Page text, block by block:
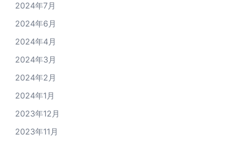
2024年7月
2024年6月
2024年4月
2024年3月
2024年2月
2024年1月
2023年12月
2023年11月